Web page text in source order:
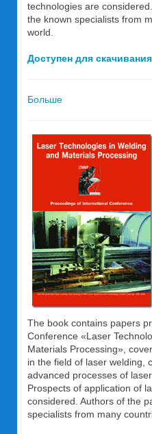
technologies are
the known specialists from
world.
Доступен для
Больше
The book contains papers
Conference «Laser
Materials Processing»,
in the field of laser welding,
advanced processes of
Prospects of application of
considered. Authors of the
specialists from many